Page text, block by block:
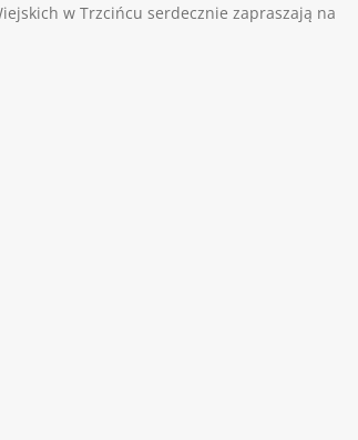
w Trzcińcu serdecznie zapraszają na